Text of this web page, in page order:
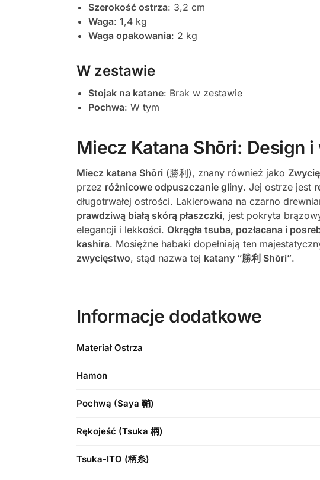
Szerokość ostrza: 3,2 cm
Waga: 1,4 kg
Waga opakowania: 2 kg
W zestawie
Stojak na katane: Brak w zestawie
Pochwa: W tym
Miecz Katana Shōri: Design
Miecz katana Shōri(勝利), znany również jako
przez różnicowe odpuszczanie gliny. Jej ostrze jest
długotrwałej ostrości. Lakierowana na czarno
prawdziwą białą skórą płaszczki, jest pokryta
elegancji i lekkości. Okrągła tsuba, pozłacana i
kashira. Mosiężne habaki dopełniają ten
zwycięstwo, stąd nazwa tej katany “勝利 Shōri”.
Informacje dodatkowe
Materiał Ostrza
Hamon
Pochwą (Saya 鞘)
Rękojeść (Tsuka 柄)
Tsuka-ITO (柄糸)